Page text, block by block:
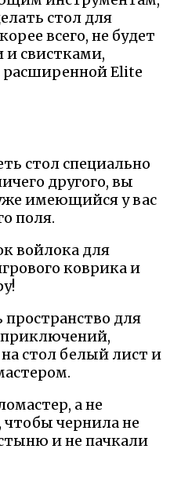
стол для
всего, не будет
и свистками,
Elite
стол специально
другого, вы
имеющийся у вас
поля.
войлока для
коврика и
пространство для
приключений,
стол белый лист и
а не
чернила не
и не пачкали